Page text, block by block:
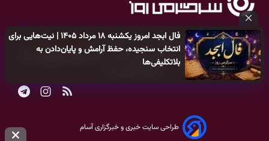
فال ابجد امروز یکشنبه ۱۸ مرداد ۱۴۰۵ | نیت‌هایی برای
انتخاب سنجیده، حفظ آرامش و پایان‌دادن به
بلاتکلیفی‌ها
بخوانید
حفظ ارزش‌ها و سبک‌کردن ذهن
جمع‌کردن حاشیه‌ها
فال انبیا امروز شنبه ۱۷ مرداد ۱۴۰۵ | پیام‌هایی برای اصلاح مسیر، حفظ امید
فال حافظ امروز شنبه ۱۷ مرداد ۱۴۰۵ | فرصت بازسازی امید، شناخت همدل
کلیه حقوق مادی و معنوی این سایت متعلق بهپایگاه خبری سرگرمی روز
می‌باشد و هر گونه کپی‌برداری توسط دیگر سایت‌ها اکیدا ممنوعمی‌باشد
طراحی سایت خبری و خبرگزاری آسام